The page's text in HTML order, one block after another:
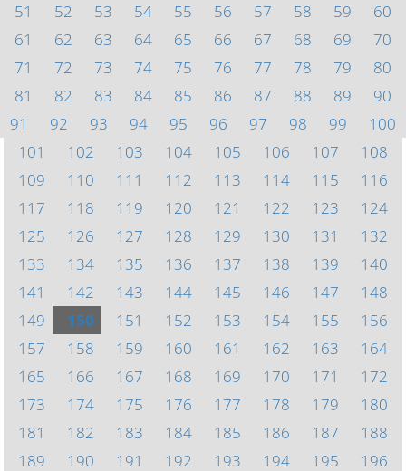
51
52 53 54 55 56 57 58 59
60
61
62 63 64 65 66 67 68 69
70
71
72 73 74 75 76 77 78 79
80
81
82 83 84 85 86 87 88 89
90
91
92 93 94 95 96 97 98 99
100
101
102 103 104 105 106 107
108
109
110 111 112 113 114 115
116
117
118 119 120 121 122 123
124
125
126 127 128 129 130 131
132
133
134 135 136 137 138 139
140
141
142 143 144 145 146 147
148
149
150 151 152 153 154 155
156
157
158 159 160 161 162 163
164
165
166 167 168 169 170 171
172
173
174 175 176 177 178 179
180
181
182 183 184 185 186 187
188
189
190 191 192 193 194 195
196